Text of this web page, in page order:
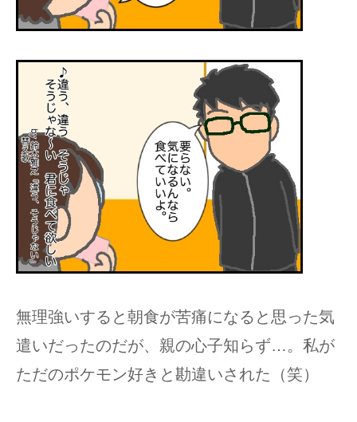
無理強いすると朝食が苦痛になると思った気
遣いだったのだが、親の心子知らず…。私が
ただのポケモン好きと勘違いされた（笑）